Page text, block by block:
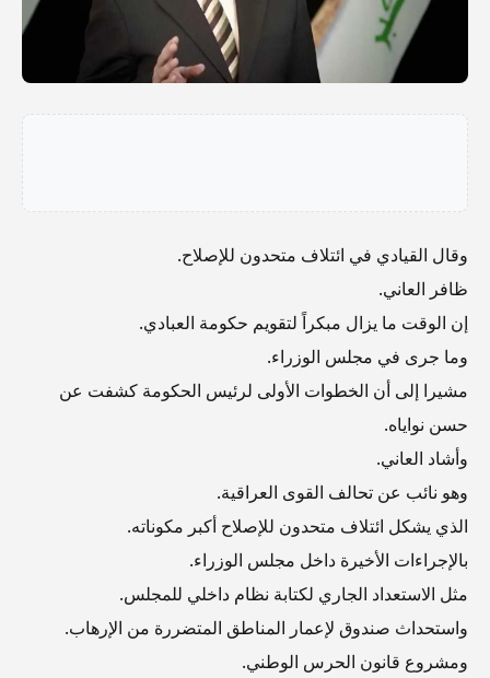
وقال القيادي في ائتلاف متحدون للإصلاح.
ظافر العاني.
إن الوقت ما يزال مبكراً لتقويم حكومة العبادي.
وما جرى في مجلس الوزراء.
مشيرا إلى أن الخطوات الأولى لرئيس الحكومة كشفت عن
حسن نواياه.
وأشاد العاني.
وهو نائب عن تحالف القوى العراقية.
الذي يشكل ائتلاف متحدون للإصلاح أكبر مكوناته.
بالإجراءات الأخيرة داخل مجلس الوزراء.
مثل الاستعداد الجاري لكتابة نظام داخلي للمجلس.
واستحداث صندوق لإعمار المناطق المتضررة من الإرهاب.
ومشروع قانون الحرس الوطني.